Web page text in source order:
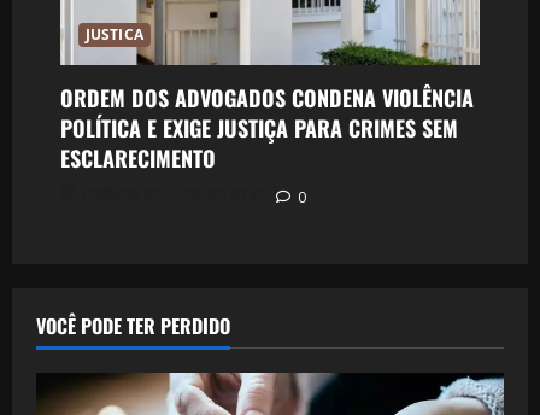
JUSTICA
ORDEM DOS ADVOGADOS CONDENA VIOLÊNCIA
POLÍTICA E EXIGE JUSTIÇA PARA CRIMES SEM
ESCLARECIMENTO
0
VOCÊ PODE TER PERDIDO